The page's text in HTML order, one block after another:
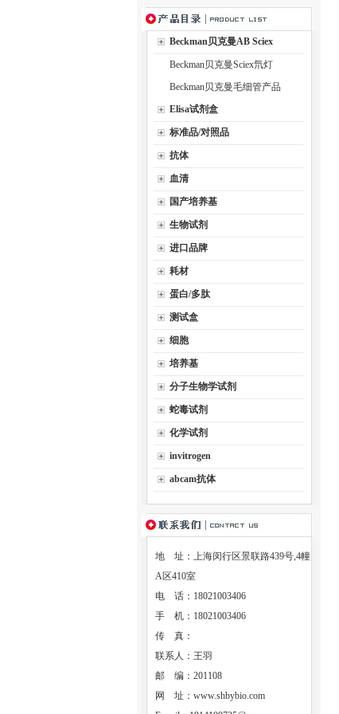
Beckman贝克曼AB Sciex
Beckman贝克曼Sciex氘灯
Beckman贝克曼毛细管产品
Elisa试剂盒
标准品/对照品
抗体
血清
国产培养基
生物试剂
进口品牌
耗材
蛋白/多肽
测试盒
细胞
培养基
分子生物学试剂
蛇毒试剂
化学试剂
invitrogen
abcam抗体
地 址：上海闵行区景联路439号,4幢
A区410室
电 话：18021003406
手 机：18021003406
传 真：
联系人：王羽
邮 编：201108
网 址： www.shbybio.com